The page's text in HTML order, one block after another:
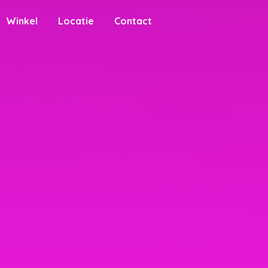
Winkel Locatie Contact